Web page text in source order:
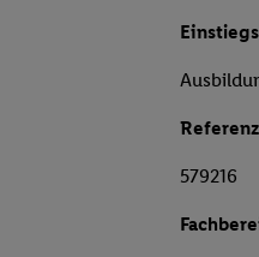
579216